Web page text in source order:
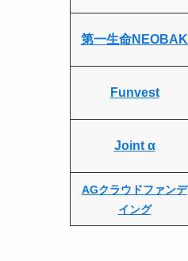
第一生命NEOBAK
Funvest
Joint α
AGクラウドファンデ
イング